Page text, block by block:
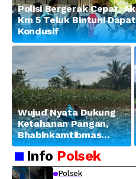
Polisi Bergerak Cepat,
Km 5 Teluk Bintuni
Kondusif
Wujud Nyata Dukung
Ketahanan Pangan,
Bhabinkamtibmas
Banjar Ausoy Turun
Langsung Bantu
Warga Panen Jagung
Info Polsek
Polsek